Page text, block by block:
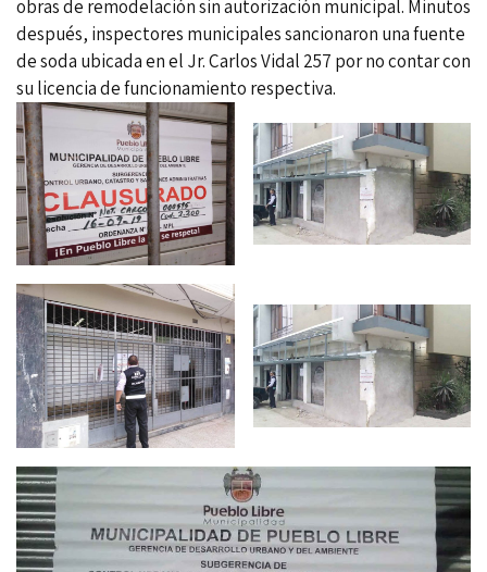
obras de remodelación sin autorización municipal. Minutos
después, inspectores municipales sancionaron una fuente
de soda ubicada en el Jr. Carlos Vidal 257 por no contar con
su licencia de funcionamiento respectiva.